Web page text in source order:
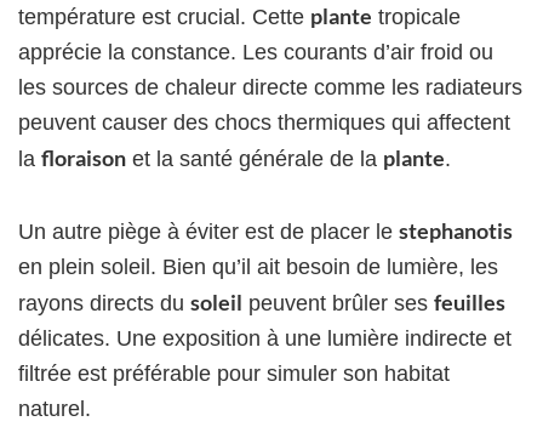
température est crucial. Cette plante tropicale
apprécie la constance. Les courants d’air froid ou
les sources de chaleur directe comme les radiateurs
peuvent causer des chocs thermiques qui affectent
la floraison et la santé générale de la plante.
Un autre piège à éviter est de placer le stephanotis
en plein soleil. Bien qu’il ait besoin de lumière, les
rayons directs du soleil peuvent brûler ses feuilles
délicates. Une exposition à une lumière indirecte et
filtrée est préférable pour simuler son habitat
naturel.